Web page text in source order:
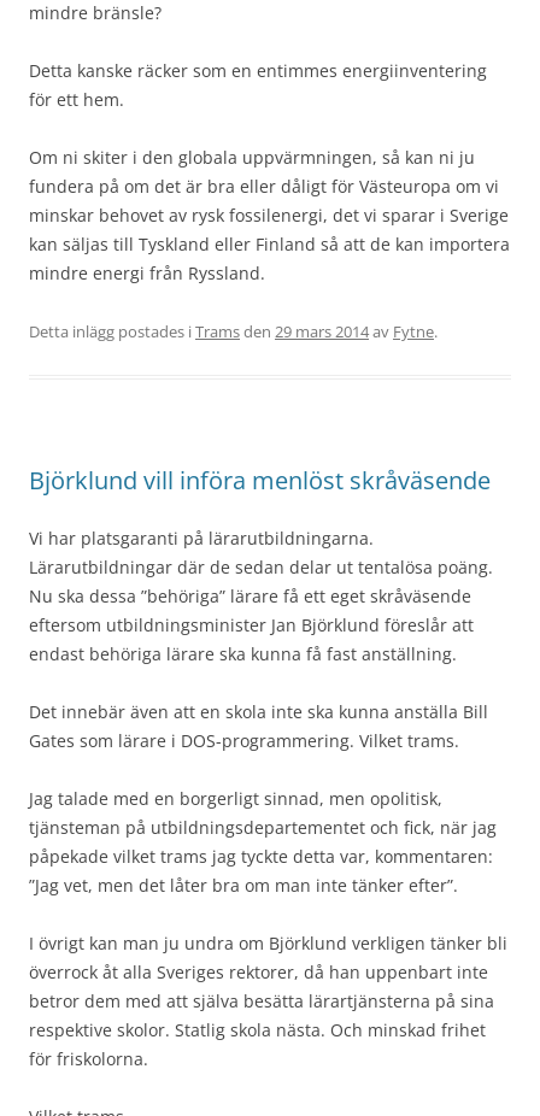
mindre bränsle?
Detta kanske räcker som en entimmes energiinventering
för ett hem.
Om ni skiter i den globala uppvärmningen, så kan ni ju
fundera på om det är bra eller dåligt för Västeuropa om vi
minskar behovet av rysk fossilenergi, det vi sparar i Sverige
kan säljas till Tyskland eller Finland så att de kan importera
mindre energi från Ryssland.
Detta inlägg postades iTramsden 29 mars 2014av Fytne.
Björklund vill införa menlöst skråväsende
Vi har platsgaranti på lärarutbildningarna.
Lärarutbildningar där de sedan delar ut tentalösa poäng.
Nu ska dessa ”behöriga” lärare få ett eget skråväsende
eftersom utbildningsminister Jan Björklund föreslår att
endast behöriga lärare ska kunna få fast anställning.
Det innebär även att en skola inte ska kunna anställa Bill
Gates som lärare i DOS-programmering. Vilket trams.
Jag talade med en borgerligt sinnad, men opolitisk,
tjänsteman på utbildningsdepartementet och fick, när jag
påpekade vilket trams jag tyckte detta var, kommentaren:
”Jag vet, men det låter bra om man inte tänker efter”.
I övrigt kan man ju undra om Björklund verkligen tänker bli
överrock åt alla Sveriges rektorer, då han uppenbart inte
betror dem med att själva besätta lärartjänsterna på sina
respektive skolor. Statlig skola nästa. Och minskad frihet
för friskolorna.